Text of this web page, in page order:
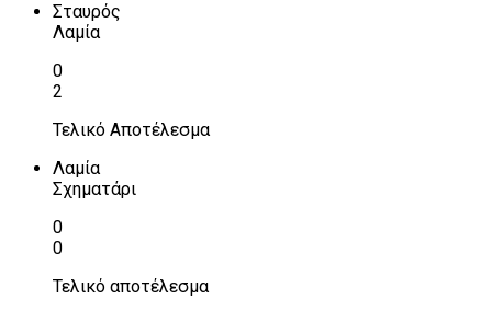
Σταυρός
Λαμία
0
2
Τελικό Αποτέλεσμα
Λαμία
Σχηματάρι
0
0
Τελικό αποτέλεσμα